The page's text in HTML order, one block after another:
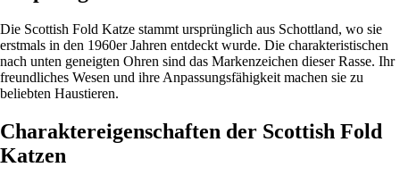
Die Scottish Fold Katze stammt ursprünglich aus Schottland, wo sie
erstmals in den 1960er Jahren entdeckt wurde. Die charakteristischen
nach unten geneigten Ohren sind das Markenzeichen dieser Rasse. Ihr
freundliches Wesen und ihre Anpassungsfähigkeit machen sie zu
beliebten Haustieren.
Charaktereigenschaften der Scottish Fold
Katzen